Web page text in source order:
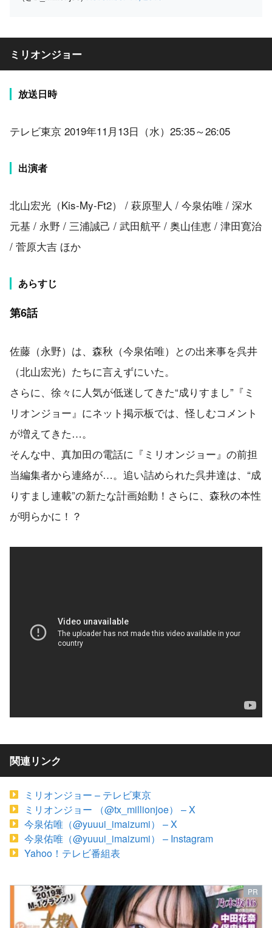
ミリオンジョー
放送日時
テレビ東京 2019年11月13日（水）25:35～26:05
出演者
北山宏光（Kis-My-Ft2） / 萩原聖人 / 今泉佑唯 / 深水
元基 / 永野 / 三浦誠己 / 武田航平 / 奥山佳恵 / 津田寛治
/ 菅原大吉 ほか
あらすじ
第6話
佐藤（永野）は、森秋（今泉佑唯）との出来事を呉井
（北山宏光）たちに言えずにいた。
さらに、徐々に人気が低迷してきた“成りすまし”『ミ
リオンジョー』にネット掲示板では、怪しむコメント
が増えてきた…。
そんな中、真加田の電話に『ミリオンジョー』の前担
当編集者から連絡が…。追い詰められた呉井達は、“成
りすまし連載”の新たな計画始動！さらに、森秋の本性
が明らかに！？
関連リンク
ミリオンジョー – テレビ東京
ミリオンジョー （@tx_millionjoe） – X
今泉佑唯（@yuuui_imaizumi） – X
今泉佑唯（@yuuui_imaizumi） – Instagram
Yahoo！テレビ番組表